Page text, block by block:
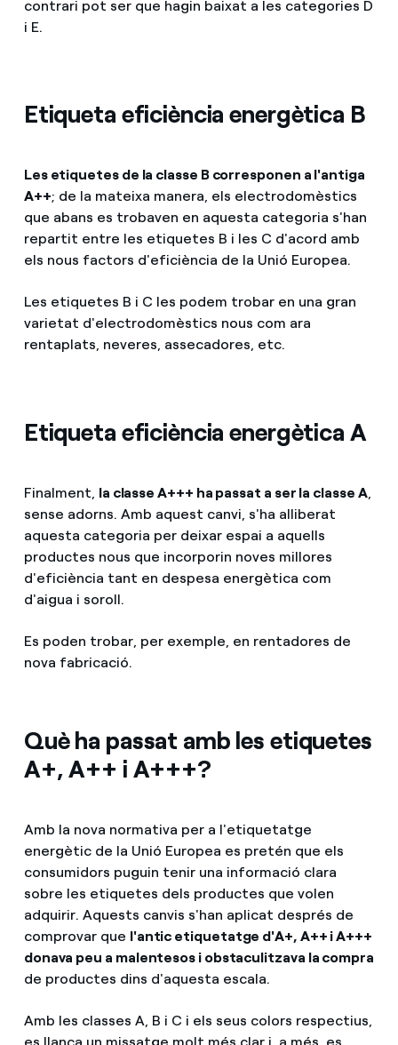
contrari pot ser que hagin baixat a les categories D
i E.
Etiqueta eficiència energètica B
Les etiquetes de la classe B corresponen a l'antiga
A++; de la mateixa manera, els electrodomèstics
que abans es trobaven en aquesta categoria s'han
repartit entre les etiquetes B i les C d'acord amb
els nous factors d'eficiència de la Unió Europea.
Les etiquetes B i C les podem trobar en una gran
varietat d'electrodomèstics nous com ara
rentaplats, neveres, assecadores, etc.
Etiqueta eficiència energètica A
Finalment, la classe A+++ ha passat a ser la classe A,
sense adorns. Amb aquest canvi, s'ha alliberat
aquesta categoria per deixar espai a aquells
productes nous que incorporin noves millores
d'eficiència tant en despesa energètica com
d'aigua i soroll.
Es poden trobar, per exemple, en rentadores de
nova fabricació.
Què ha passat amb les etiquetes
A+, A++ i A+++?
Amb la nova normativa per a l'etiquetatge
energètic de la Unió Europea es pretén que els
consumidors puguin tenir una informació clara
sobre les etiquetes dels productes que volen
adquirir. Aquests canvis s'han aplicat després de
comprovar que l'antic etiquetatge d'A+, A++ i A+++
donava peu a malentesos i obstaculitzava la compra
de productes dins d'aquesta escala.
Amb les classes A, B i C i els seus colors respectius,